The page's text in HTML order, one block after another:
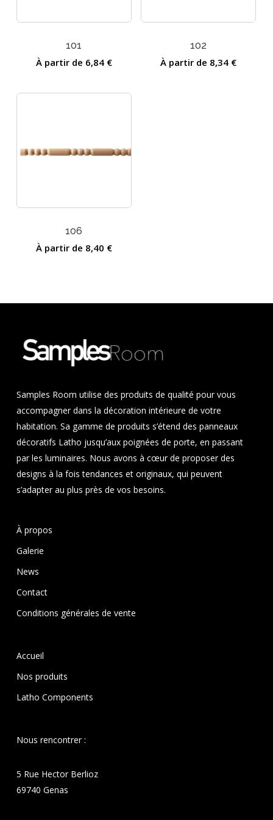
101
À partir de 6,84 €
102
À partir de 8,34 €
106
À partir de 8,40 €
Samples Room utilise des produits de qualité pour vous
accompagner dans la décoration intérieure de votre
habitation. Sa gamme de produits s’étend des panneaux
décoratifs Latho jusqu’aux poignées de porte, en passant
par les luminaires. Nous avons à cœur de proposer des
designs à la fois tendances et originaux, qui peuvent
s’adapter au plus près de vos besoins.
À propos
Galerie
News
Contact
Conditions générales de vente
Accueil
Nos produits
Latho Components
Nous rencontrer :
5 Rue Hector Berlioz
69740 Genas